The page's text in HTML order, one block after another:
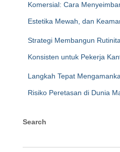
Komersial: Cara
Estetika Mewah, dan
Strategi Membangun
Konsisten untuk Pekerja
Langkah Tepat
Risiko Peretasan di Dunia
Search